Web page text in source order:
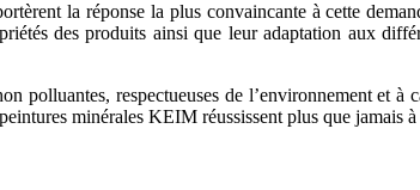
la réponse la plus convaincante à cette
des produits ainsi que leur adaptation aux
polluantes, respectueuses de l’environnement et
minérales KEIM réussissent plus que jamais